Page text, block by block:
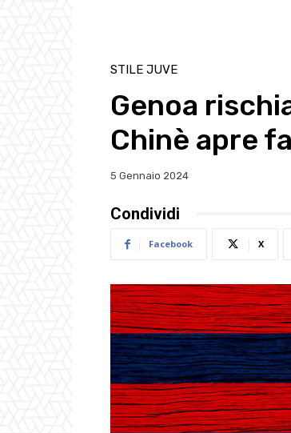
STILE JUVE
Genoa
Chinè apre
5 Gennaio 2024
Condividi
Facebook X